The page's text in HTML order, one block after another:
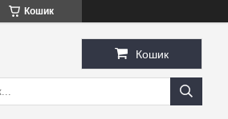
Кошик
Кошик